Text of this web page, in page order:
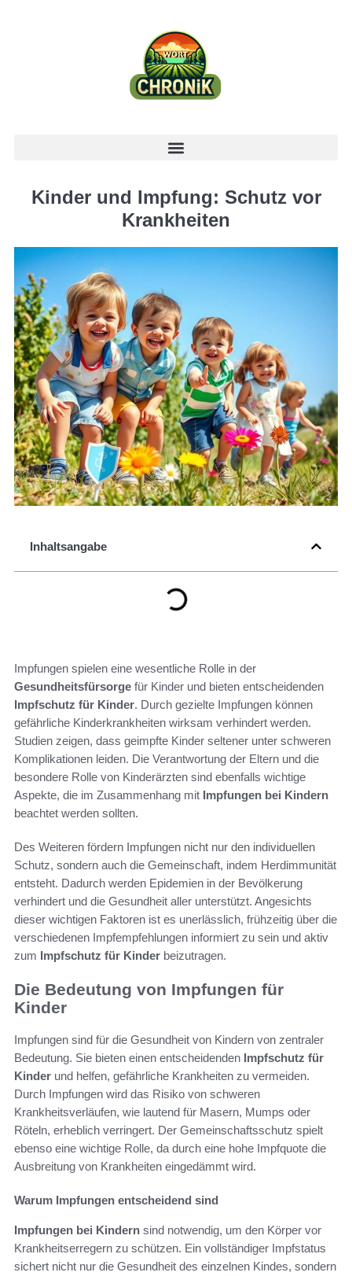
Kinder und Impfung: Schutz vor
Krankheiten
Inhaltsangabe
Impfungen spielen eine wesentliche Rolle in der
Gesundheitsfürsorge für Kinder und bieten entscheidenden
Impfschutz für Kinder. Durch gezielte Impfungen können
gefährliche Kinderkrankheiten wirksam verhindert werden.
Studien zeigen, dass geimpfte Kinder seltener unter schweren
Komplikationen leiden. Die Verantwortung der Eltern und die
besondere Rolle von Kinderärzten sind ebenfalls wichtige
Aspekte, die im Zusammenhang mit Impfungen bei Kindern
beachtet werden sollten.
Des Weiteren fördern Impfungen nicht nur den individuellen
Schutz, sondern auch die Gemeinschaft, indem Herdimmunität
entsteht. Dadurch werden Epidemien in der Bevölkerung
verhindert und die Gesundheit aller unterstützt. Angesichts
dieser wichtigen Faktoren ist es unerlässlich, frühzeitig über die
verschiedenen Impfempfehlungen informiert zu sein und aktiv
zum Impfschutz für Kinder beizutragen.
Die Bedeutung von Impfungen für
Kinder
Impfungen sind für die Gesundheit von Kindern von zentraler
Bedeutung. Sie bieten einen entscheidenden Impfschutz für
Kinder und helfen, gefährliche Krankheiten zu vermeiden.
Durch Impfungen wird das Risiko von schweren
Krankheitsverläufen, wie lautend für Masern, Mumps oder
Röteln, erheblich verringert. Der Gemeinschaftsschutz spielt
ebenso eine wichtige Rolle, da durch eine hohe Impfquote die
Ausbreitung von Krankheiten eingedämmt wird.
Warum Impfungen entscheidend sind
Impfungen bei Kindern sind notwendig, um den Körper vor
Krankheitserregern zu schützen. Ein vollständiger Impfstatus
sichert nicht nur die Gesundheit des einzelnen Kindes, sondern